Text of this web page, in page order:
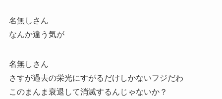
名無しさん
なんか違う気が
名無しさん
さすが過去の栄光にすがるだけしかないフジだわ
このまんま衰退して消滅するんじゃないか？